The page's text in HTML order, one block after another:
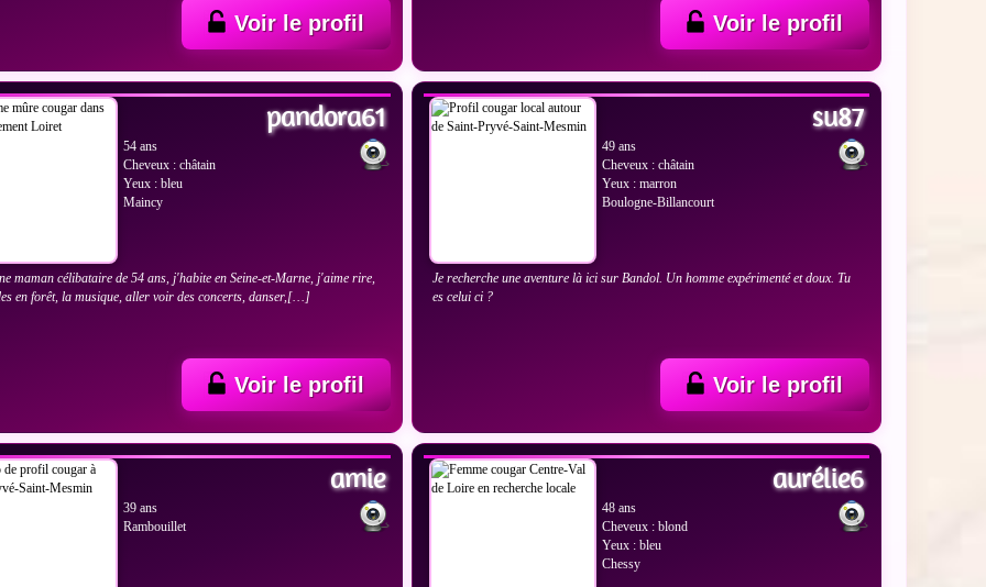
Voir le profil Voir le profil
pandora61
54 ans
Cheveux : châtain
Yeux : bleu
Maincy
maman célibataire de 54 ans, j'habite en Seine-et-Marne, j'aime rire,
en forêt, la musique, aller voir des concerts, danser,[…]
Voir le profil
su87
49 ans
Cheveux : châtain
Yeux : marron
Boulogne-Billancourt
Je recherche une aventure là ici sur Bandol. Un homme expérimenté et doux. Tu
es celui ci ?
Voir le profil
amie
39 ans
Rambouillet
aurélie6
48 ans
Cheveux : blond
Yeux : bleu
Chessy